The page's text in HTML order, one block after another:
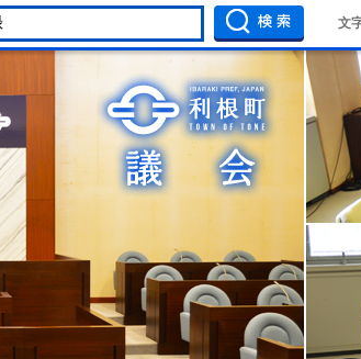
利根町議
文